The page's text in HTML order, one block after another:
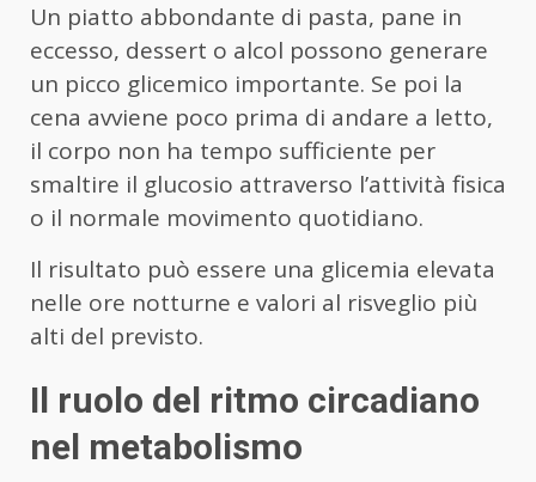
Un piatto abbondante di pasta, pane in
eccesso, dessert o alcol possono generare
un picco glicemico importante. Se poi la
cena avviene poco prima di andare a letto,
il corpo non ha tempo sufficiente per
smaltire il glucosio attraverso l’attività fisica
o il normale movimento quotidiano.
Il risultato può essere una glicemia elevata
nelle ore notturne e valori al risveglio più
alti del previsto.
Il ruolo del ritmo circadiano
nel metabolismo